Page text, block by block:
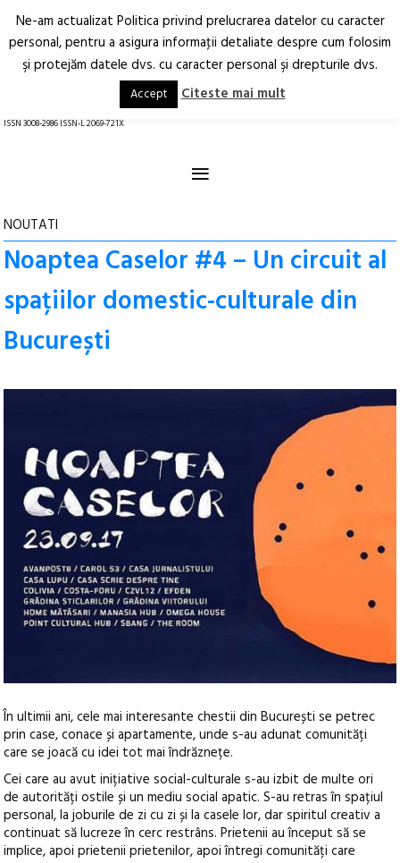
Arhitectură.
Oraș.
RO EN
ISSN 3008-2986 ISSN-L 2069-721X
≡
NOUTATI
Noaptea Caselor #4 – Un circuit al
spațiilor domestic-culturale din
București
În ultimii ani, cele mai interesante chestii din București se petrec
prin case, conace și apartamente, unde s-au adunat comunități
care se joacă cu idei tot mai îndrăznețe.
Cei care au avut inițiative social-culturale s-au izbit de multe ori
de autorități ostile și un mediu social apatic. S-au retras în spațiul
personal, la joburile de zi cu zi și la casele lor, dar spiritul creativ a
continuat să lucreze în cerc restrâns. Prietenii au început să se
implice, apoi prietenii prietenilor, apoi întregi comunități care
Ne-am actualizat Politica privind prelucrarea datelor cu caracter
personal, pentru a asigura informaţii detaliate despre cum folosim
şi protejăm datele dvs. cu caracter personal şi drepturile dvs.
Accept Citeste mai mult